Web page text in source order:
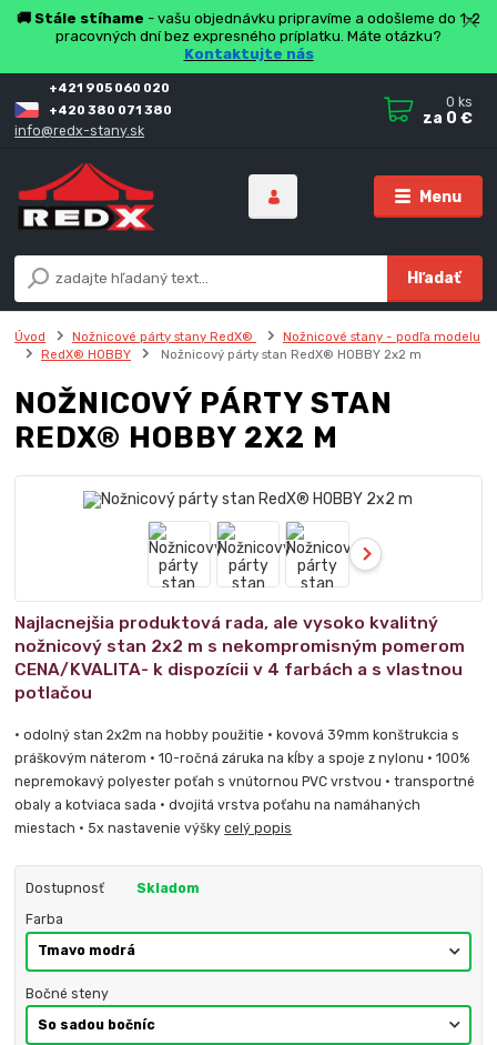
🚚 Stále stíhame - vašu objednávku pripravíme a odošleme do 1-2
pracovných dní bez expresného príplatku. Máte otázku?
Kontaktujte nás
Menu
Hľadať
+421 905 060 020
+420 380 071 380
info@redx-stany.sk
0 ks
za 0 €
Úvod Nožnicové párty stany RedX®
Nožnicové stany - podľa modelu
RedX® HOBBY
Nožnicový párty stan RedX® HOBBY 2x2 m
NOŽNICOVÝ PÁRTY STAN
REDX® HOBBY 2X2 M
Najlacnejšia produktová rada, ale vysoko kvalitný
nožnicový stan 2x2 m s nekompromisným pomerom
CENA/KVALITA- k dispozícii v 4 farbách a s vlastnou
potlačou
• odolný stan 2x2m na hobby použitie • kovová 39mm konštrukcia s
práškovým náterom • 10-ročná záruka na kĺby a spoje z nylonu • 100%
nepremokavý polyester poťah s vnútornou PVC vrstvou • transportné
obaly a kotviaca sada • dvojitá vrstva poťahu na namáhaných
miestach • 5x nastavenie výškycelý popis
Dostupnosť Skladom
Farba
Bočné steny